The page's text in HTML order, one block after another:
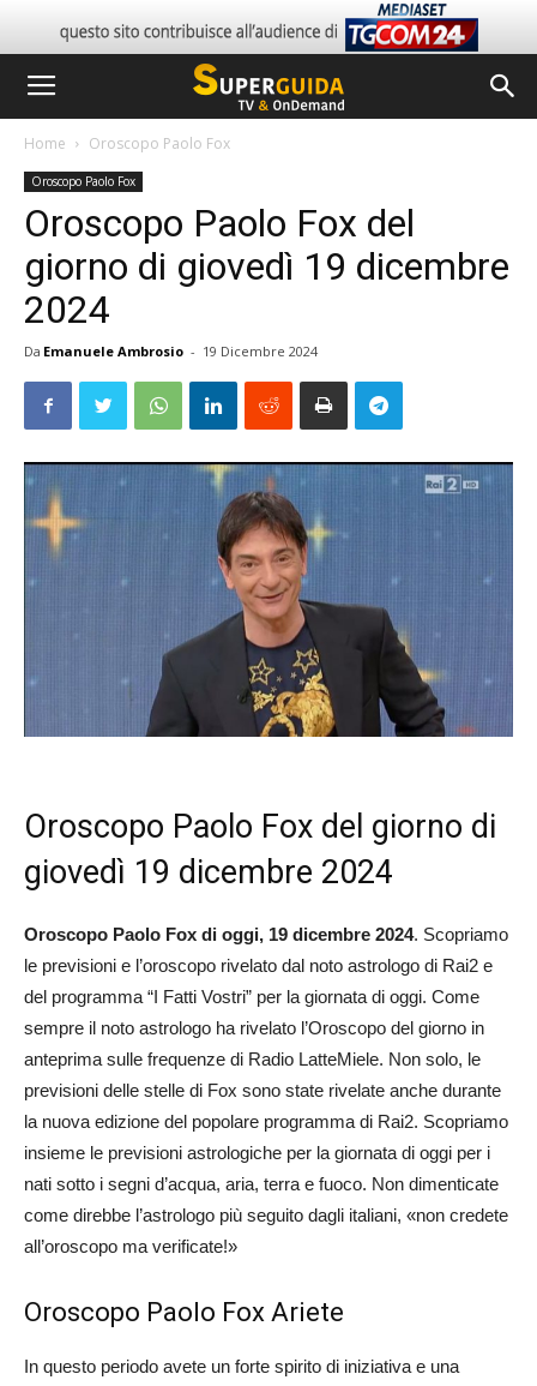
Home Oroscopo Paolo Fox
Oroscopo Paolo Fox
Oroscopo Paolo Fox del
giorno di giovedì 19 dicembre
2024
Da Emanuele Ambrosio - 19 Dicembre 2024
Oroscopo Paolo Fox del giorno di
giovedì 19 dicembre 2024
Oroscopo Paolo Fox di oggi, 19 dicembre 2024. Scopriamo
le previsioni e l’oroscopo rivelato dal noto astrologo di Rai2 e
del programma “I Fatti Vostri” per la giornata di oggi. Come
sempre il noto astrologo ha rivelato l’Oroscopo del giorno in
anteprima sulle frequenze di Radio LatteMiele. Non solo, le
previsioni delle stelle di Fox sono state rivelate anche durante
la nuova edizione del popolare programma di Rai2. Scopriamo
insieme le previsioni astrologiche per la giornata di oggi per i
nati sotto i segni d’acqua, aria, terra e fuoco. Non dimenticate
come direbbe l’astrologo più seguito dagli italiani, «non credete
all’oroscopo ma verificate!»
Oroscopo Paolo Fox Ariete
In questo periodo avete un forte spirito di iniziativa e una